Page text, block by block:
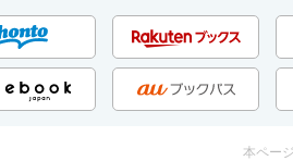
本ペー